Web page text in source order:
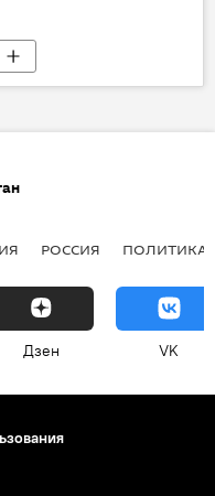
РОССИЯ ПОЛИТИКА
Дзен VK